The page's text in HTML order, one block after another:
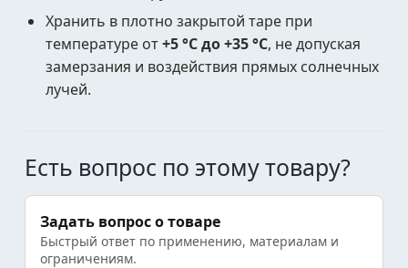
Хранить в плотно закрытой таре при
температуре от+5 °C до +35 °C, не допуская
замерзания и воздействия прямых солнечных
лучей.
Есть вопрос по этому товару?
Задать вопрос о товаре
Быстрый ответ по применению, материалам и
ограничениям.